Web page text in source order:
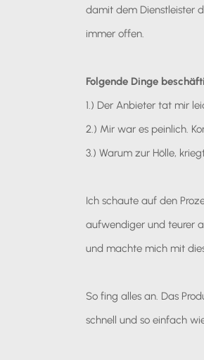
damit dem Dienstleister
immer offen.
Folgende Dinge
1.) Der Anbieter tat mir
2.) Mir war es peinlich.
3.) Warum zur Hölle,
Ich schaute auf den
aufwendiger und teurer
und machte mich mit
So fing alles an. Das
schnell und so einfach